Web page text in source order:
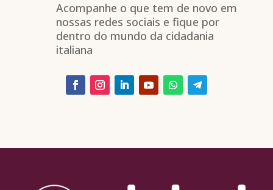
Acompanhe o que tem de novo em
nossas redes sociais e fique por
dentro do mundo da cidadania
italiana